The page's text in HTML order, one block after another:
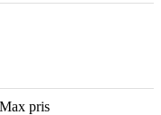
Max pris